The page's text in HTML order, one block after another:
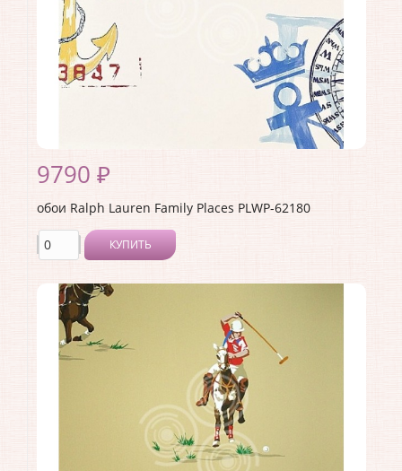
9790 ₽
обои Ralph Lauren Family Places PLWP-62180
КУПИТЬ
Производитель:Ralph Lauren
Коллекция:Family Places
Длина рулона:
Ширина рулона:
Материал покрытия:
Страна:США